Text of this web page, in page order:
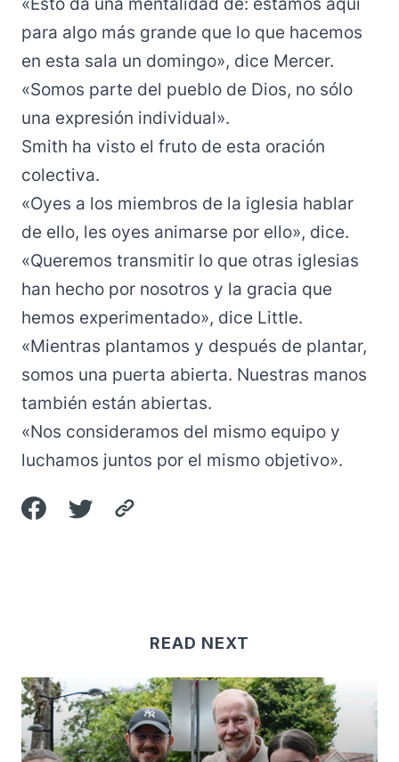
para algo más grande que lo que hacemos
en esta sala un domingo», dice Mercer.
«Somos parte del pueblo de Dios, no sólo
una expresión individual».
Smith ha visto el fruto de esta oración
colectiva.
«Oyes a los miembros de la iglesia hablar
de ello, les oyes animarse por ello», dice.
«Queremos transmitir lo que otras iglesias
han hecho por nosotros y la gracia que
hemos experimentado», dice Little.
«Mientras plantamos y después de plantar,
somos una puerta abierta. Nuestras manos
también están abiertas.
«Nos consideramos del mismo equipo y
luchamos juntos por el mismo objetivo».
READ NEXT